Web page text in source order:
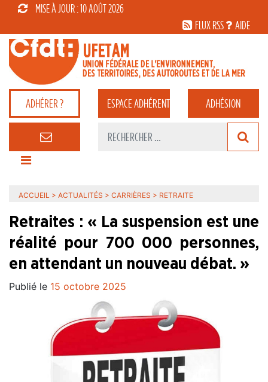
MISE À JOUR : 10 AOÛT 2026
FLUX RSS
AIDE
ADHÉRER ? ESPACEADHÉRENT ADHÉSION
ACCUEIL > ACTUALITÉS > CARRIÈRES > RETRAITE
Retraites : « La suspension est une
réalité pour 700 000 personnes,
en attendant un nouveau débat. »
Publié le 15 octobre 2025